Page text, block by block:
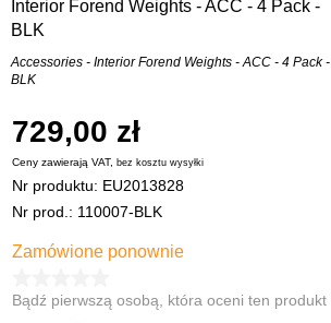
Interior Forend Weights - ACC - 4 Pack -
BLK
Accessories - Interior Forend Weights - ACC - 4 Pack -
BLK
729,00 zł
Ceny zawierają VAT,bez kosztuwysyłki
Nr produktu: EU2013828
Nr prod.: 110007-BLK
Zamówione ponownie
Bądź pierwszą osobą, która oceni ten produkt